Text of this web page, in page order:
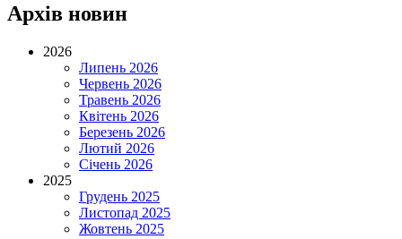
Архів новин
2026
Липень 2026
Червень 2026
Травень 2026
Квітень 2026
Березень 2026
Лютий 2026
Січень 2026
2025
Грудень 2025
Листопад 2025
Жовтень 2025